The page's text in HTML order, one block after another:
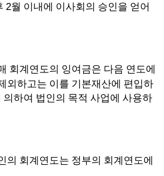
2월 이내에 이사회의 승인을 얻어
회계연도의 잉여금은 다음 연도에
외하고는 이를 기본재산에 편입하
하여 법인의 목적 사업에 사용하
의 회계연도는 정부의 회계연도에